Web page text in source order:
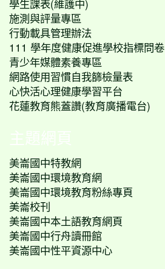
學生課表(維護中)
施測與評量專區
行動載具管理辦法
111 學年度健康促進學校指標問卷
青少年媒體素養專區
網路使用習慣自我篩檢量表
心快活心理健康學習平台
花蓮教育熊蓋讚(教育廣播電台)
主題網頁
美崙國中特教網
美崙國中環境教育網
美崙國中環境教育粉絲專頁
美崙校刊
美崙國中本土語教育網頁
美崙國中行舟讀冊館
美崙國中性平資源中心